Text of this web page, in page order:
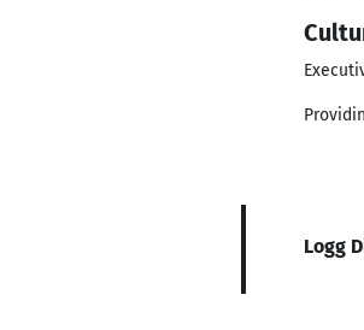
Logg